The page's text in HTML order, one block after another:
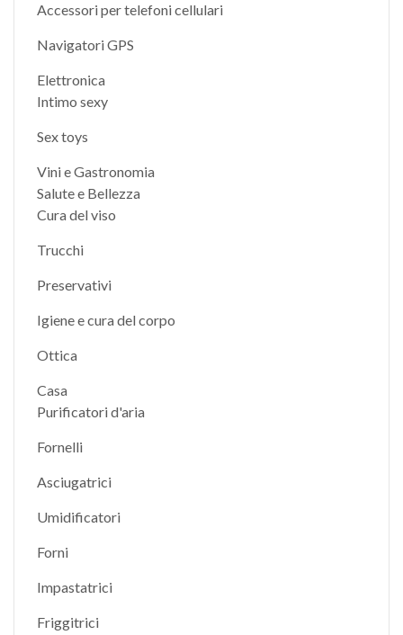
Accessori per telefoni cellulari
Navigatori GPS
Elettronica
Intimo sexy
Sex toys
Vini e Gastronomia
Salute e Bellezza
Cura del viso
Trucchi
Preservativi
Igiene e cura del corpo
Ottica
Casa
Purificatori d'aria
Fornelli
Asciugatrici
Umidificatori
Forni
Impastatrici
Friggitrici